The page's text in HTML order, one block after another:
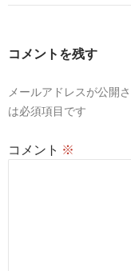
ゲ
ョ
コメントを残す
メールアドレスが公開
は必須項目です
コメント ※